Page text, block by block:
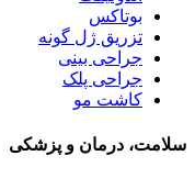
بوتاکس
تزریق ژل گونه
جراحی بینی
جراحی پلک
کاشت مو
سلامت، درمان و پزشکی